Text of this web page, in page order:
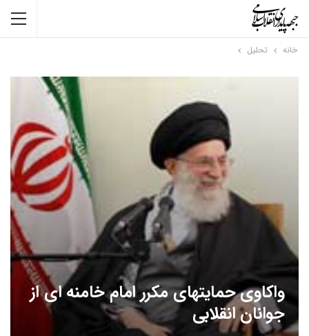
خانه تحلیل
واکاوی حمایتهای مکرر امام خامنه ای از
جوانان انقلابی